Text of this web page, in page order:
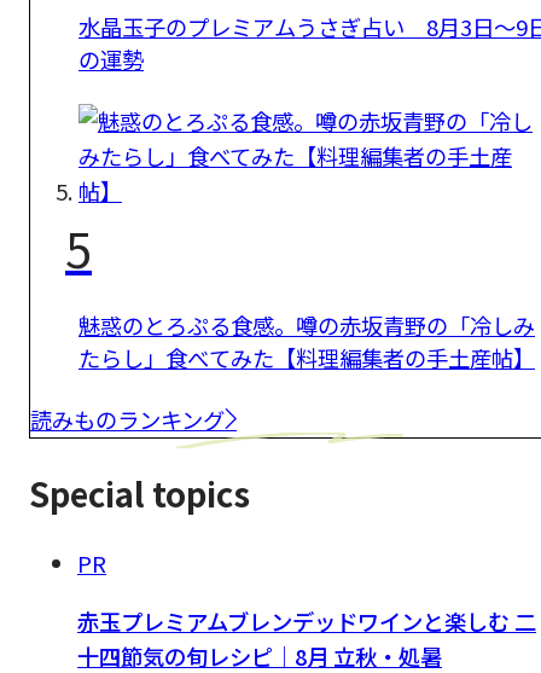
水晶玉子のプレミアムうさぎ占い 8月3日～9
の運勢
5
魅惑のとろぷる食感。噂の赤坂青野の「冷しみ
たらし」食べてみた【料理編集者の手土産帖】
読みものランキング
Special topics
PR
赤玉プレミアムブレンデッドワインと楽しむ 二
十四節気の旬レシピ｜8月 立秋・処暑